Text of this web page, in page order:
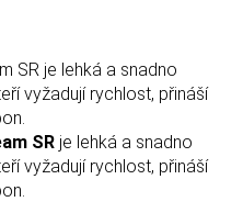
SR je lehká a snadno
vyžadují rychlost, přináší
SR je lehká a snadno
vyžadují rychlost, přináší